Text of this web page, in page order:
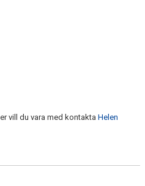
vill du vara med kontakta Helen